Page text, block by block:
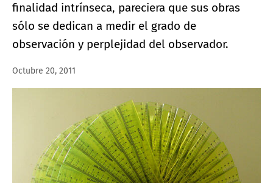
finalidad intrínseca, pareciera que sus obras
sólo se dedican a medir el grado de
observación y perplejidad del observador.
Octubre 20, 2011